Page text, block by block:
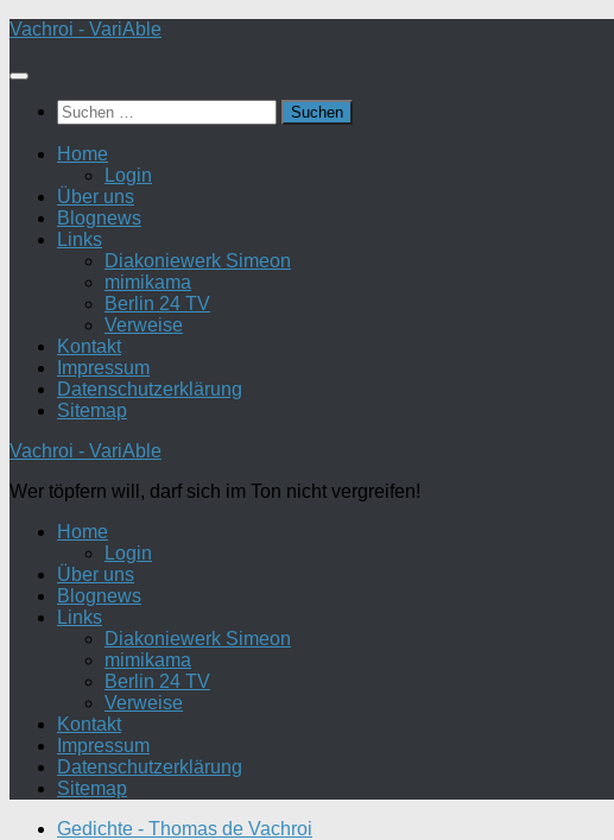
Zum
springen
Vachroi - VariAble
Suchen
nach:
Home
Login
Über uns
Blognews
Links
Diakoniewerk Simeon
mimikama
Berlin 24 TV
Verweise
Kontakt
Impressum
Datenschutzerklärung
Sitemap
Vachroi - VariAble
Wer töpfern will, darf sich im Ton nicht vergreifen!
Home
Login
Über uns
Blognews
Links
Diakoniewerk Simeon
mimikama
Berlin 24 TV
Verweise
Kontakt
Impressum
Datenschutzerklärung
Sitemap
Gedichte - Thomas de Vachroi